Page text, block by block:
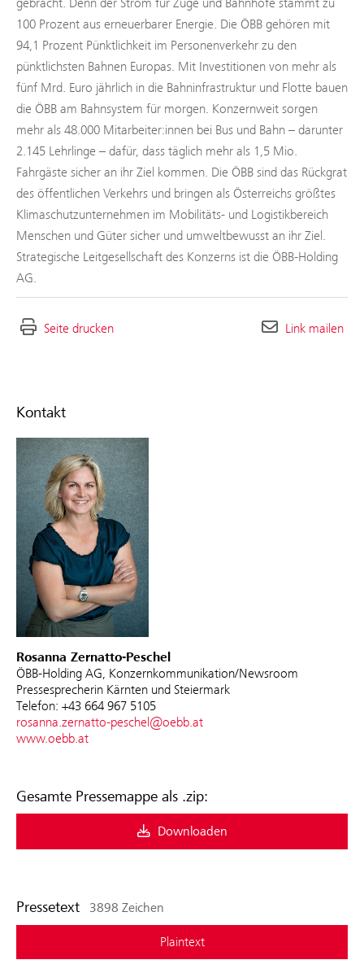
Kontakt
Rosanna Zernatto-Peschel
ÖBB-Holding AG, Konzernkommunikation/Newsroom
Pressesprecherin Kärnten und Steiermark
Telefon: +43 664 967 5105
rosanna.zernatto-peschel@oebb.at
www.oebb.at
Gesamte Pressemappe als .zip:
Downloaden
Pressetext 3898 Zeichen
Plaintext
gebracht. Denn der Strom für Züge und Bahnhöfe stammt zu
100 Prozent aus erneuerbarer Energie. Die ÖBB gehören mit
94,1 Prozent Pünktlichkeit im Personenverkehr zu den
pünktlichsten Bahnen Europas. Mit Investitionen von mehr als
fünf Mrd. Euro jährlich in die Bahninfrastruktur und Flotte bauen
die ÖBB am Bahnsystem für morgen. Konzernweit sorgen
mehr als 48.000 Mitarbeiter:innen bei Bus und Bahn – darunter
2.145 Lehrlinge – dafür, dass täglich mehr als 1,5 Mio.
Fahrgäste sicher an ihr Ziel kommen. Die ÖBB sind das Rückgrat
des öffentlichen Verkehrs und bringen als Österreichs größtes
Klimaschutzunternehmen im Mobilitäts- und Logistikbereich
Menschen und Güter sicher und umweltbewusst an ihr Ziel.
Strategische Leitgesellschaft des Konzerns ist die ÖBB-Holding
AG.
Seite drucken Link mailen